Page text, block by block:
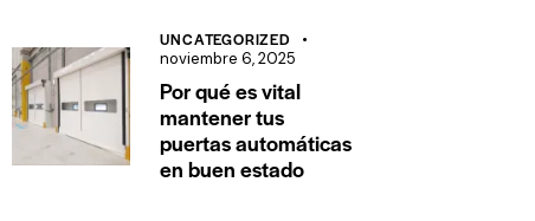
UNCATEGORIZED
noviembre 6, 2025
Por qué es vital
mantener tus
puertas automáticas
en buen estado